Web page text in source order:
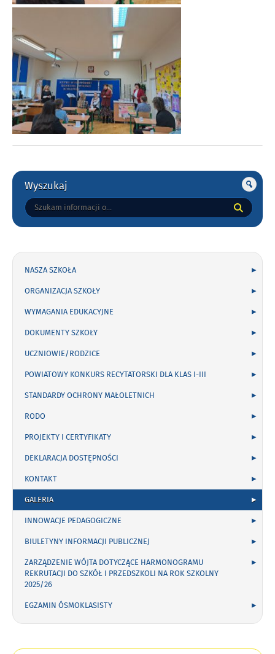
Gorne
Wyszukaj
Tutaj
wpisz
NASZA SZKOŁA
ORGANIZACJA SZKOŁY
WYMAGANIA EDUKACYJNE
DOKUMENTY SZKOŁY
UCZNIOWIE/RODZICE
POWIATOWY KONKURS RECYTATORSKI DLA KLAS I-III
STANDARDY OCHRONY MAŁOLETNICH
RODO
PROJEKTY I CERTYFIKATY
DEKLARACJA DOSTĘPNOŚCI
KONTAKT
GALERIA
INNOWACJE PEDAGOGICZNE
BIULETYNY INFORMACJI PUBLICZNEJ
ZARZĄDZENIE WÓJTA DOTYCZĄCE HARMONOGRAMU
REKRUTACJI DO SZKÓŁ I PRZEDSZKOLI NA ROK SZKOLNY
2025/26
EGZAMIN ÓSMOKLASISTY